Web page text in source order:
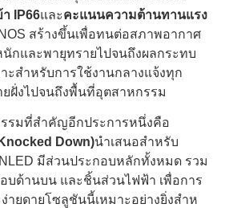
IP66และคะแนนความต้านทานแรง
สร้างขึ้นเพื่อทนต่อสภาพอากาศ
กและพายุทรายไปจนถึงผลกระทบ
ะสําหรับการใช้งานกลางแจ้งทุก
ยฝั่งไปจนถึงพื้นที่อุตสาหกรรม
รรมที่สําคัญอีกประการหนึ่งคือ
Down)นําเสนอสําหรับ
มีส่วนประกอบหลักทั้งหมด รวม
บด้านบน และชิ้นส่วนไฟฟ้า เพื่อการ
ายดายโซลูชันนี้เหมาะอย่างยิ่งสําห